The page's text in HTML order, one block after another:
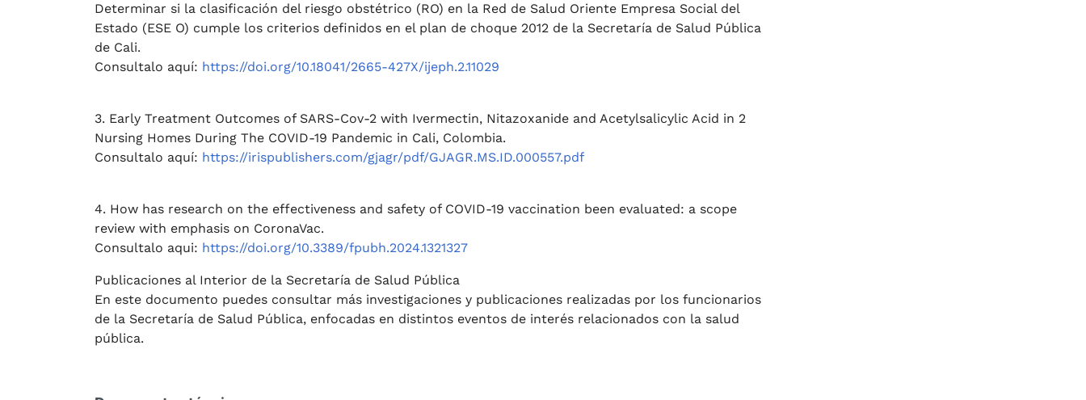
Determinar si la clasificación del riesgo obstétrico (RO) en la Red de Salud Oriente Empresa Social del
Estado (ESE O) cumple los criterios definidos en el plan de choque 2012 de la Secretaría de Salud Pública
de Cali.
Consultalo aquí: https://doi.org/10.18041/2665-427X/ijeph.2.11029
3. Early Treatment Outcomes of SARS-Cov-2 with Ivermectin, Nitazoxanide and Acetylsalicylic Acid in 2
Nursing Homes During The COVID-19 Pandemic in Cali, Colombia.
Consultalo aquí: https://irispublishers.com/gjagr/pdf/GJAGR.MS.ID.000557.pdf
4. How has research on the effectiveness and safety of COVID-19 vaccination been evaluated: a scope
review with emphasis on CoronaVac.
Consultalo aqui: https://doi.org/10.3389/fpubh.2024.1321327
Publicaciones al Interior de la Secretaría de Salud Pública
En este documento puedes consultar más investigaciones y publicaciones realizadas por los funcionarios
de la Secretaría de Salud Pública, enfocadas en distintos eventos de interés relacionados con la salud
pública.